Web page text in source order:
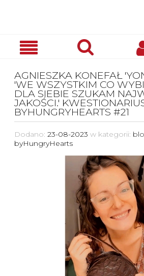
AGNIESZKA KONEFAŁ
'WE WSZYSTKIM CO
DLA SIEBIE SZUKAM
JAKOŚCI.'
BYHUNGRYHEARTS #21
Dodano: 23-08-2023 w kategorii:
byHungryHearts